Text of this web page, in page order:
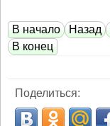
В начало
Назад
В конец
Поделиться: